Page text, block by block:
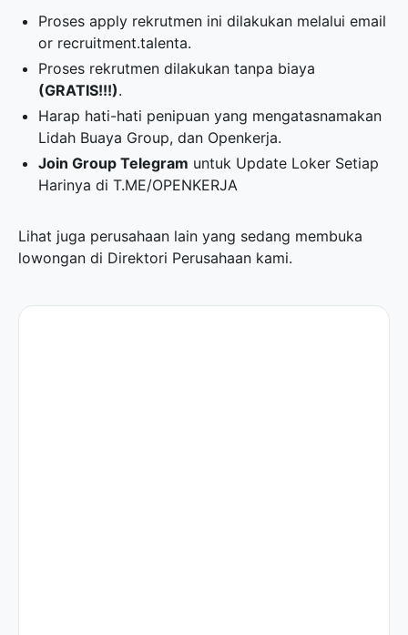
Proses apply rekrutmen ini dilakukan melalui email
or recruitment.talenta.
Proses rekrutmen dilakukan tanpa biaya
(GRATIS!!!).
Harap hati-hati penipuan yang mengatasnamakan
Lidah Buaya Group, dan Openkerja.
Join Group Telegram untuk Update Loker Setiap
Harinya diT.ME/OPENKERJA
Lihat juga perusahaan lain yang sedang membuka
lowongan di Direktori Perusahaan kami.